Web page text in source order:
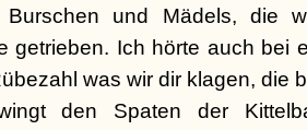
und Mädels, die
getrieben. Ich hörte auch bei
was wir dir klagen, die
den Spaten der